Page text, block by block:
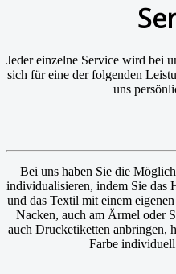
Jeder einzelne Service wird bei
sich für eine der folgenden
uns
Bei uns haben Sie die
individualisieren, indem Sie das
und das Textil mit einem
Nacken, auch am Ärmel oder
auch Drucketiketten anbringen,
Farbe individuell